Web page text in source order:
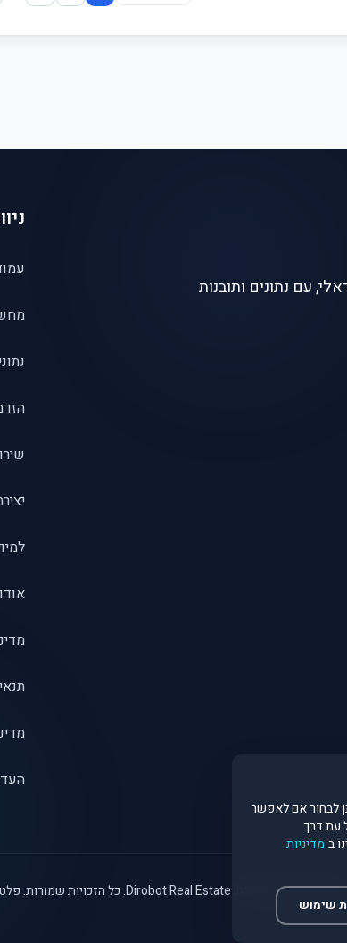
עם נתונים ותובנות
©
2026Dirobot Real Estate Intelligence. כל הזכויות שמורות. פלטפורמת נתונים ובינה מלאכותית לניתוח שוק הנדל״ן.
לבחור אם לאפשר
עת דרך
ב מדיניות
שימוש